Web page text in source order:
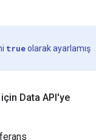
trueolarak ayarlamış
Data API'ye